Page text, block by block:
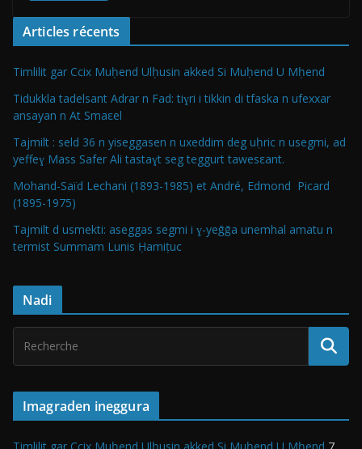
Articles récents
Timlilit gar Ccix Muḥend Ulḥusin akked Si Muḥend U Mḥend
Tidukkla tadelsant Adrar n Fad: tiɣri i tikkin di tfaska n ufexxar
ansayan n At Smaεel
Tajmilt : seld 36 n yiseggasen n uxeddim deg uḥric n usegmi, ad
yeffeɣ Mass Safer Ali tastaɣt seg teggurt tawesεant.
Mohand-Saïd Lechani (1893-1985) et André, Edmond Picard
(1895-1975)
Tajmilt d usmekti: aseggas segmi i ɣ-yeǧǧa unemhal amatu n
termist Summam Lunis Ḥamiṭuc
Nadi
Imagraden ineggura
Timlilit gar Ccix Muḥend Ulḥusin akked Si Muḥend U Mḥend 7